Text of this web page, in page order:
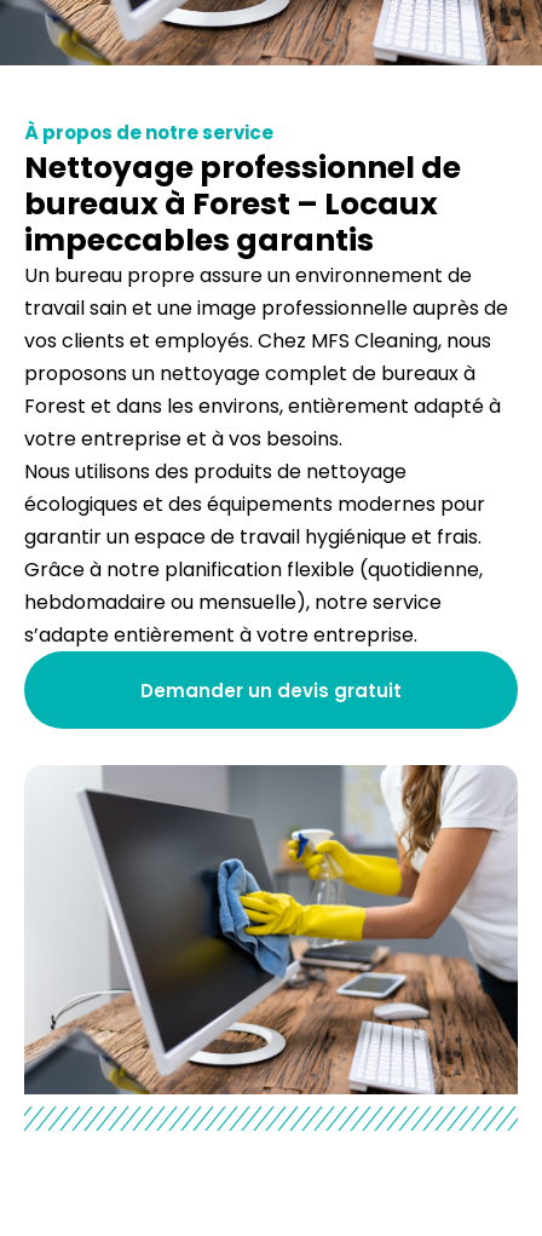
À propos de notre service
Nettoyage professionnel de
bureaux à Forest – Locaux
impeccables garantis
Un bureau propre assure un environnement de
travail sain et une image professionnelle auprès de
vos clients et employés. Chez MFS Cleaning, nous
proposons un nettoyage complet de bureaux à
Forest et dans les environs, entièrement adapté à
votre entreprise et à vos besoins.
Nous utilisons des produits de nettoyage
écologiques et des équipements modernes pour
garantir un espace de travail hygiénique et frais.
Grâce à notre planification flexible (quotidienne,
hebdomadaire ou mensuelle), notre service
s’adapte entièrement à votre entreprise.
Demander un devis gratuit